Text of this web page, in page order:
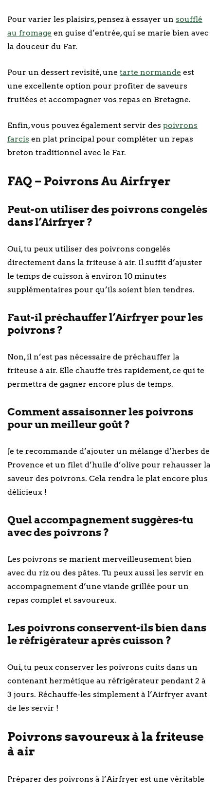
Pour varier les plaisirs, pensez à essayer un soufflé
au fromage en guise d’entrée, qui se marie bien avec
la douceur du Far.
Pour un dessert revisité, une tarte normande est
une excellente option pour profiter de saveurs
fruitées et accompagner vos repas en Bretagne.
Enfin, vous pouvez également servir des poivrons
farcis en plat principal pour compléter un repas
breton traditionnel avec le Far.
FAQ – Poivrons Au Airfryer
Peut-on utiliser des poivrons congelés
dans l’Airfryer ?
Oui, tu peux utiliser des poivrons congelés
directement dans la friteuse à air. Il suffit d’ajuster
le temps de cuisson à environ 10 minutes
supplémentaires pour qu’ils soient bien tendres.
Faut-il préchauffer l’Airfryer pour les
poivrons ?
Non, il n’est pas nécessaire de préchauffer la
friteuse à air. Elle chauffe très rapidement, ce qui te
permettra de gagner encore plus de temps.
Comment assaisonner les poivrons
pour un meilleur goût ?
Je te recommande d’ajouter un mélange d’herbes de
Provence et un filet d’huile d’olive pour rehausser la
saveur des poivrons. Cela rendra le plat encore plus
délicieux !
Quel accompagnement suggères-tu
avec des poivrons ?
Les poivrons se marient merveilleusement bien
avec du riz ou des pâtes. Tu peux aussi les servir en
accompagnement d’une viande grillée pour un
repas complet et savoureux.
Les poivrons conservent-ils bien dans
le réfrigérateur après cuisson ?
Oui, tu peux conserver les poivrons cuits dans un
contenant hermétique au réfrigérateur pendant 2 à
3 jours. Réchauffe-les simplement à l’Airfryer avant
de les servir !
Poivrons savoureux à la friteuse
à air
Préparer des poivrons à l’Airfryer est une véritable